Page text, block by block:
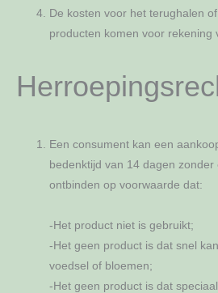
De kosten voor het terughalen
producten komen voor rekening
Een consument kan een
bedenktijd van 14 dagen zonder
ontbinden op voorwaarde dat:
-Het product niet is gebruikt;
-Het geen product is dat snel
voedsel of bloemen;
-Het geen product is dat